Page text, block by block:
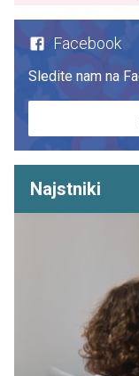
Facebook
Sledite nam na
Najstniki